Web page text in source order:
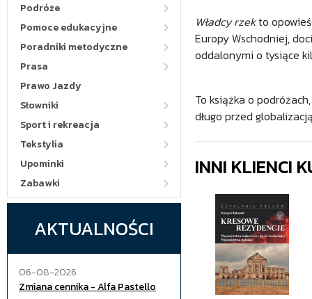
Podróże
Pomoce edukacyjne
Poradniki metodyczne
Prasa
Prawo Jazdy
Słowniki
Sport i rekreacja
Tekstylia
Upominki
Zabawki
AKTUALNOŚCI
06-08-2026
Zmiana cennika - Alfa Pastello
Władcy rzekto
Europy Wschodniej,
oddalonymi o tysiące
To książka o
długo przed
INNI KLIENCI